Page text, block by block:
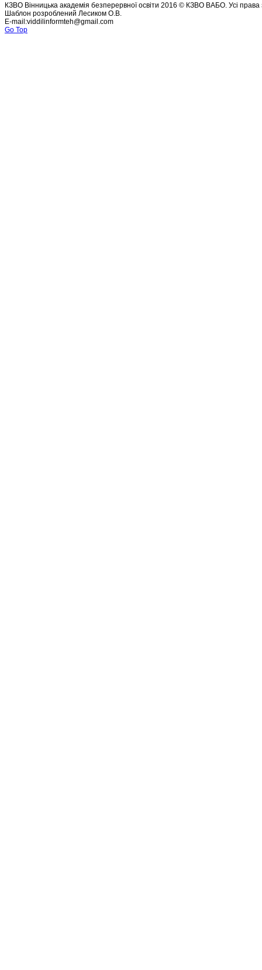
КЗВО Вінницька академія безперервної освіти 2016 © КЗВО ВАБО. Усі права
Шаблон розроблений Лесиком О.В.
E-mail:viddilinformteh@gmail.com
Go Top